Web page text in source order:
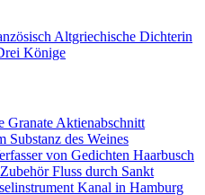
Altgriechische Dichterin
Könige
Granate Aktienabschnitt
Substanz des Weines
von Gedichten Haarbusch
Fluss durch Sankt
Kanal in Hamburg